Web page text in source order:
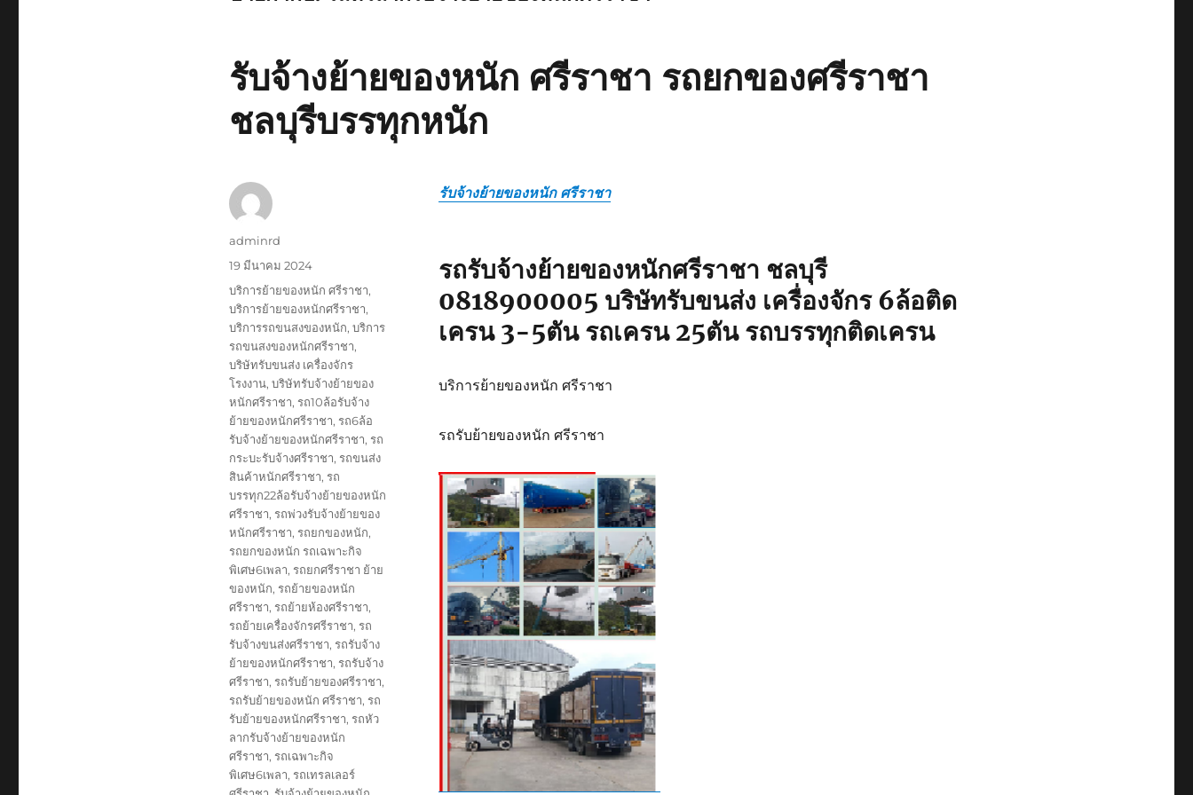
รับจ้างย้ายของหนัก ศรีราชา รถยกของศรีราชา
ชลบุรีบรรทุกหนัก
รับจ้างย้ายของหนัก ศรีราชา
รถรับจ้างย้ายของหนักศรีราชา ชลบุรี
0818900005 บริษัทรับขนส่ง เครื่องจักร 6ล้อติด
เครน 3-5ตัน รถเครน 25ตัน รถบรรทุกติดเครน
บริการย้ายของหนัก ศรีราชา
รถรับย้ายของหนัก ศรีราชา
ผู้
เขียน
adminrd
เขียน
เมื่อ
19 มีนาคม 2024
ป้าย
กำกับ
บริการย้ายของหนัก ศรีราชา,
บริการย้ายของหนักศรีราชา,
บริการรถขนสงของหนัก, บริการ
รถขนสงของหนักศรีราชา,
บริษัทรับขนส่ง เครื่องจักร
โรงงาน, บริษัทรับจ้างย้ายของ
หนักศรีราชา, รถ10ล้อรับจ้าง
ย้ายของหนักศรีราชา, รถ6ล้อ
รับจ้างย้ายของหนักศรีราชา, รถ
กระบะรับจ้างศรีราชา, รถขนส่ง
สินค้าหนักศรีราชา, รถ
บรรทุก22ล้อรับจ้างย้ายของหนัก
ศรีราชา, รถพ่วงรับจ้างย้ายของ
หนักศรีราชา, รถยกของหนัก,
รถยกของหนัก รถเฉพาะกิจ
พิเศษ6เพลา, รถยกศรีราชา ย้าย
ของหนัก, รถย้ายของหนัก
ศรีราชา, รถย้ายห้องศรีราชา,
รถย้ายเครื่องจักรศรีราชา, รถ
รับจ้างขนส่งศรีราชา, รถรับจ้าง
ย้ายของหนักศรีราชา, รถรับจ้าง
ศรีราชา, รถรับย้ายของศรีราชา,
รถรับย้ายของหนัก ศรีราชา, รถ
รับย้ายของหนักศรีราชา, รถหัว
ลากรับจ้างย้ายของหนัก
ศรีราชา, รถเฉพาะกิจ
พิเศษ6เพลา, รถเทรลเลอร์